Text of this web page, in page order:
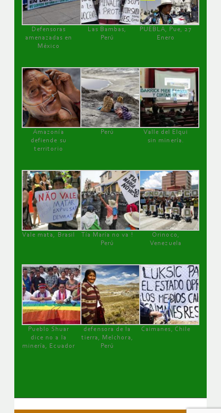
Defensoras
amenazadas en
México
Las Bambas,
Perú
PUEBLA, Pue, 27
Enero
Amazonía
defiende su
territorio
Perú
Valle del Elqui
sin minería.
Vale mata, Brasil
Tía María no va !
Perú
Orinoco,
Venezuela
Pueblo Shuar
dice no a la
minería, Ecuador
defensora de la
tierra, Melchora,
Perú
Caimanes, Chile